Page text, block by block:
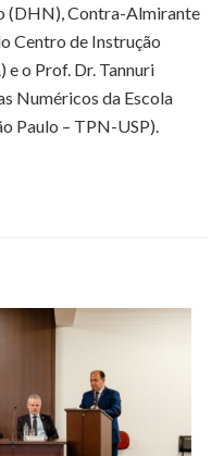
(DHN), Contra-Almirante
Centro de Instrução
e o Prof. Dr. Tannuri
Numéricos da Escola
Paulo – TPN-USP).